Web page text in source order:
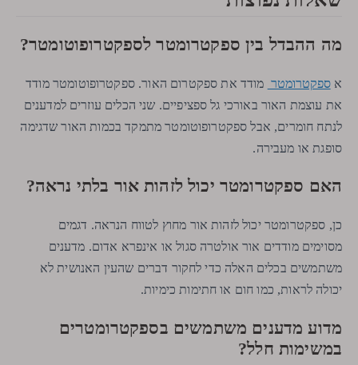
מה ההבדל בין ספקטרומטר לספקטרופוטומטר?
אספקטרומטר מודד את ספקטרום האור. ספקטרופוטומטר מודד
את עוצמת האור באורכי גל ספציפיים. שני הכלים עוזרים למדענים
לנתח חומרים, אבל ספקטרופוטומטר מתמקד בכמות האור שדגימה
סופגת או מעבירה.
האם ספקטרומטר יכול לזהות אור בלתי נראה?
כן, ספקטרומטר יכול לזהות אור מחוץ לטווח הנראה. דגמים
מסוימים מודדים אור אולטרה סגול או אינפרא אדום. מדענים
משתמשים בכלים האלה כדי לחקור דברים שהעין האנושית לא
יכולה לראות, כמו חום או חתימות כימיות.
מדוע מדענים משתמשים בספקטרומטרים
במשימות חלל?